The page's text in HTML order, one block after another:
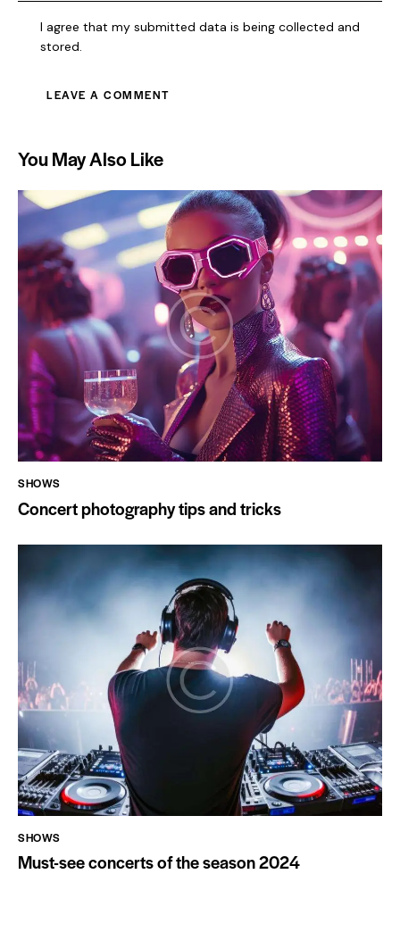
I agree that my submitted data is being collected and
stored.
You May Also Like
SHOWS
Concert photography tips and tricks
SHOWS
Must-see concerts of the season 2024